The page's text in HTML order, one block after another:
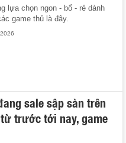
lựa chọn ngon - bổ - rẻ dành
game thủ là đây.
sale sập sàn trên
trước tới nay, game